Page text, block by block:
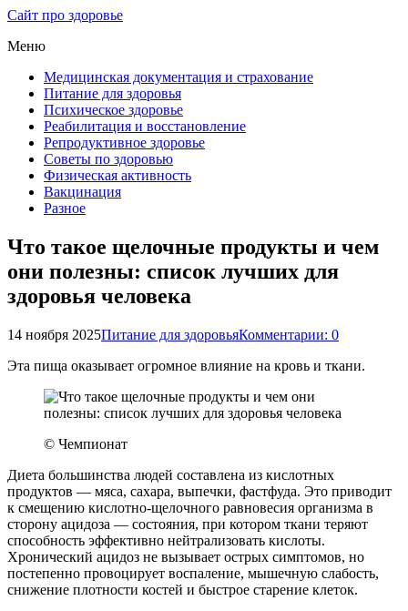
Сайт про здоровье
Меню
Медицинская документация и страхование
Питание для здоровья
Психическое здоровье
Реабилитация и восстановление
Репродуктивное здоровье
Советы по здоровью
Физическая активность
Вакцинация
Разное
Что такое щелочные продукты и чем
они полезны: список лучших для
здоровья человека
14 ноября 2025Питание для здоровьяКомментарии: 0
Эта пища оказывает огромное влияние на кровь и ткани.
© Чемпионат
Диета большинства людей составлена из кислотных
продуктов — мяса, сахара, выпечки, фастфуда. Это приводит
к смещению кислотно-щелочного равновесия организма в
сторону ацидоза — состояния, при котором ткани теряют
способность эффективно нейтрализовать кислоты.
Хронический ацидоз не вызывает острых симптомов, но
постепенно провоцирует воспаление, мышечную слабость,
снижение плотности костей и быстрое старение клеток.